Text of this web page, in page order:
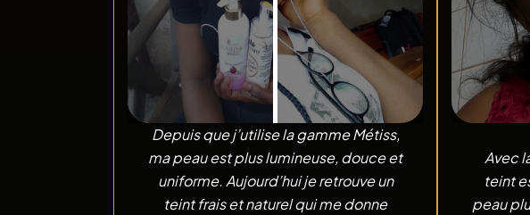
Depuis que j’utilise la gamme Métiss,
ma peau est plus lumineuse, douce et
uniforme. Aujourd’hui je retrouve un
teint frais et naturel qui me donne
Avec
teint
peau